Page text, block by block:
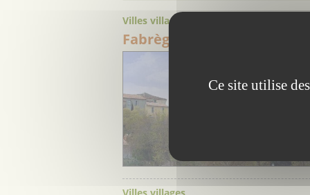
Villes villages
Fabrègues
Ce site utilise